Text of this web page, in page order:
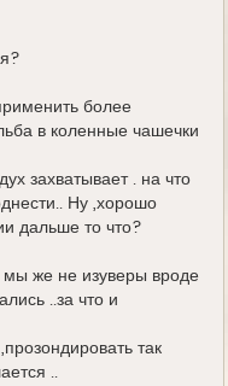
более
в коленные чашечки
захватывает . на что
Ну ,хорошо
дальше то что?
мы же не изуверы вроде
..за что и
так
..